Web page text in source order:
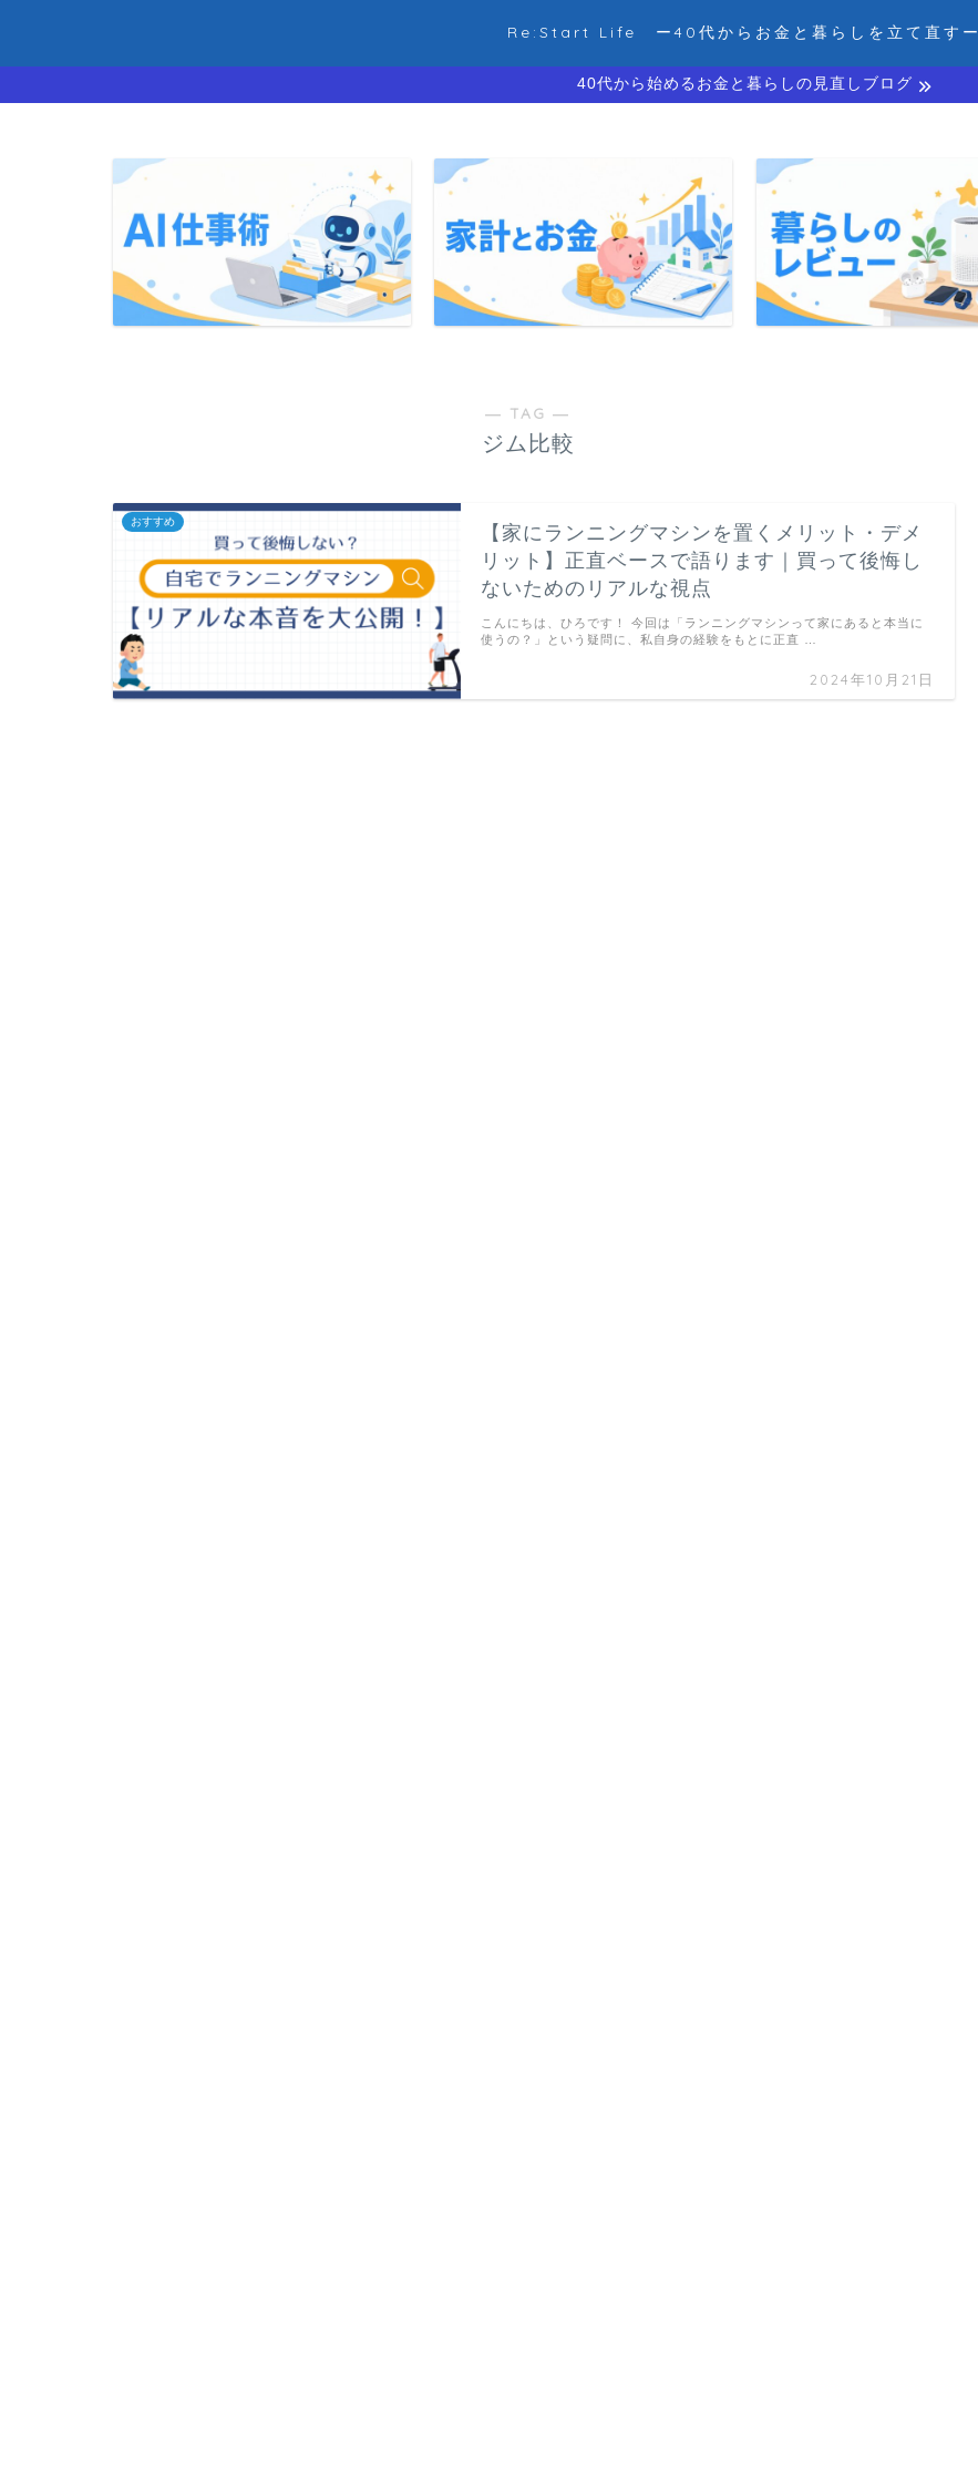
Re:Start Life ー40代からお金と暮らしを立て直すー
40代から始めるお金と暮らしの見直しブログ
― TAG ―
ジム比較
おすすめ
【家にランニングマシンを置くメリット・デメ
リット】正直ベースで語ります｜買って後悔し
ないためのリアルな視点
2024年10月21日
こんにちは、ひろです！ 今回は「ランニングマシンって家にあると本当に
使うの？」という疑問に、私自身の経験をもとに正直 …